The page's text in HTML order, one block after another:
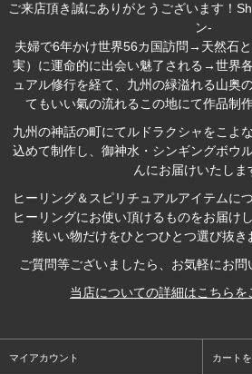
ご来店頂き誠にありがとうございます！
ン-
夫婦で6年かけ世界56カ国訪問→天然石
実）に運命的に出会い魅了される→世界
ュアル修行を経て、九州の緑溢れる山奥
てもいい氣の流れるこの地にて作品制
九州の神話の町にてルドラクシャをこよ
込めて制作し、御神水・シンギングボウ
んにお届けいたしま
ヒーリング＆スピリチュアルアイテムに
ヒーリングにお使い頂けるものをお届け
接いい物だけをひとつひとつ選び抜き
ご質問等ございましたら、お気軽にお問
当店についての詳細はこちらを
マイアカウント カート